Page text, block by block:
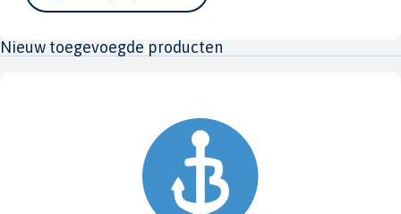
Nieuw toegevoegde producten